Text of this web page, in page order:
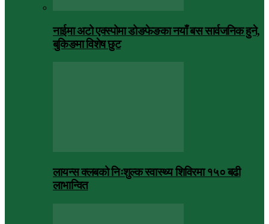
नाईमा अटो एक्स्पोमा डोङफेङका नयाँ बस सार्वजनिक हुने,
बुकिङमा विशेष छुट
लायन्स क्लबको निःशुल्क स्वास्थ्य शिविरमा १५० बढी
लाभान्वित